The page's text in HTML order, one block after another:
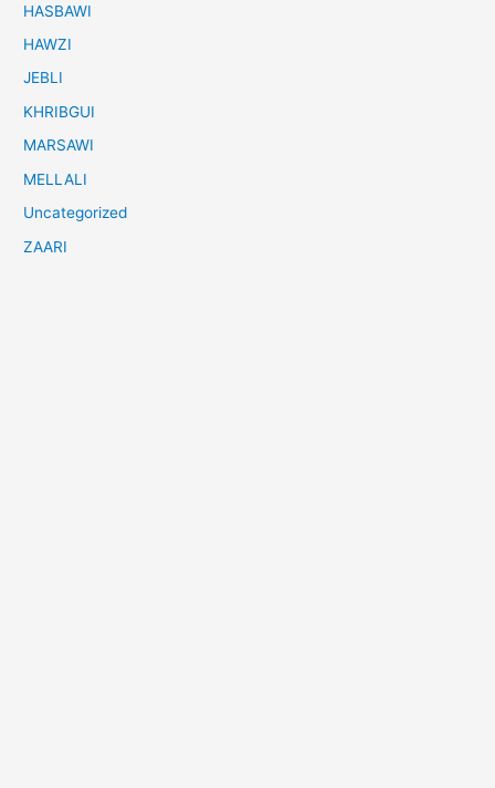
HASBAWI
HAWZI
JEBLI
KHRIBGUI
MARSAWI
MELLALI
Uncategorized
ZAARI